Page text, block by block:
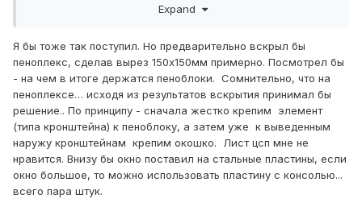
утопив шляпку в пеноплекс. Пластину на саморезы с
Expand
Я бы тоже так поступил. Но предварительно вскрыл бы
пеноплекс, сделав вырез 150х150мм примерно. Посмотрел бы
- на чем в итоге держатся пеноблоки. Сомнительно, что на
пеноплексе… исходя из результатов вскрытия принимал бы
решение.. По принципу - сначала жестко крепим элемент
(типа кронштейна) к пеноблоку, а затем уже к выведенным
наружу кронштейнам крепим окошко. Лист цсп мне не
нравится. Внизу бы окно поставил на стальные пластины, если
окно большое, то можно использовать пластину с консолью...
всего пара штук.